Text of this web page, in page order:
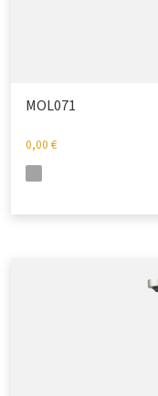
MOL071
0,00 €